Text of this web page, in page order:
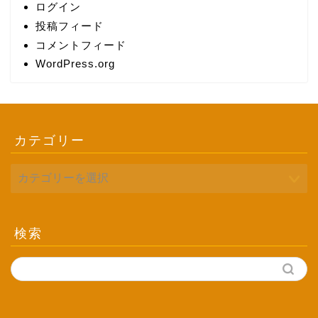
ログイン
投稿フィード
コメントフィード
WordPress.org
カテゴリー
検索